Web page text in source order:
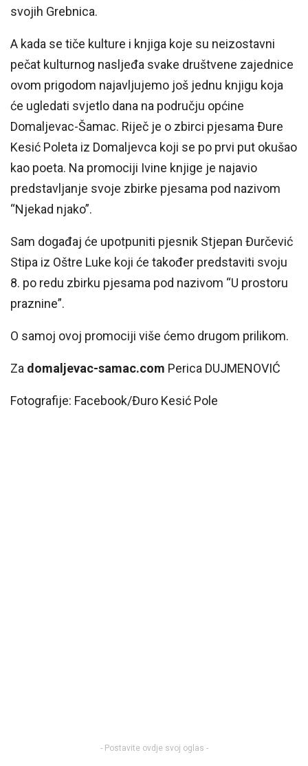
svojih Grebnica.
A kada se tiče kulture i knjiga koje su neizostavni
pečat kulturnog nasljeđa svake društvene zajednice
ovom prigodom najavljujemo još jednu knjigu koja
će ugledati svjetlo dana na području općine
Domaljevac-Šamac. Riječ je o zbirci pjesama Đure
Kesić Poleta iz Domaljevca koji se po prvi put okušao
kao poeta. Na promociji Ivine knjige je najavio
predstavljanje svoje zbirke pjesama pod nazivom
“Njekad njako”.
Sam događaj će upotpuniti pjesnik Stjepan Đurčević
Stipa iz Oštre Luke koji će također predstaviti svoju
8. po redu zbirku pjesama pod nazivom “U prostoru
praznine”.
O samoj ovoj promociji više ćemo drugom prilikom.
Za domaljevac-samac.com Perica DUJMENOVIĆ
Fotografije: Facebook/Đuro Kesić Pole
- Postavite ovdje svoj oglas -